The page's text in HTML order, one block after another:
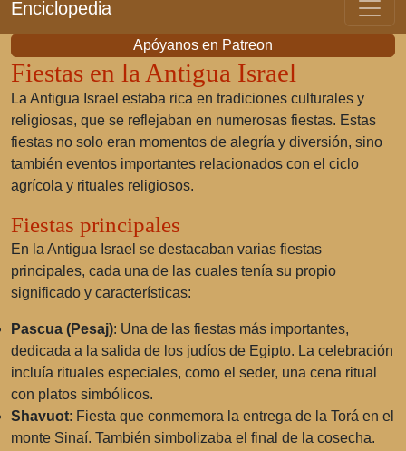
Enciclopedia
Apóyanos en Patreon
Fiestas en la Antigua Israel
La Antigua Israel estaba rica en tradiciones culturales y
religiosas, que se reflejaban en numerosas fiestas. Estas
fiestas no solo eran momentos de alegría y diversión, sino
también eventos importantes relacionados con el ciclo
agrícola y rituales religiosos.
Fiestas principales
En la Antigua Israel se destacaban varias fiestas
principales, cada una de las cuales tenía su propio
significado y características:
Pascua (Pesaj): Una de las fiestas más importantes,
dedicada a la salida de los judíos de Egipto. La celebración
incluía rituales especiales, como el seder, una cena ritual
con platos simbólicos.
Shavuot: Fiesta que conmemora la entrega de la Torá en el
monte Sinaí. También simbolizaba el final de la cosecha.